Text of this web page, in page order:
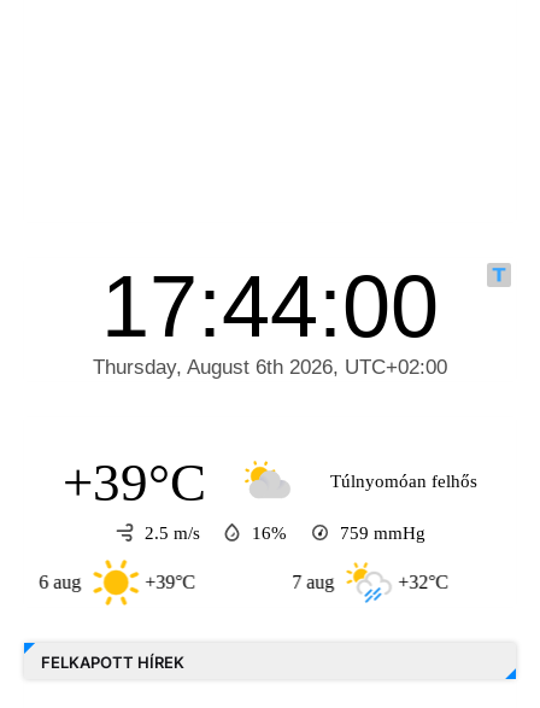
+39°C Túlnyomóan felhős
2.5 m/s 16% 759 mmHg
+39°C +32°C
FELKAPOTT HÍREK